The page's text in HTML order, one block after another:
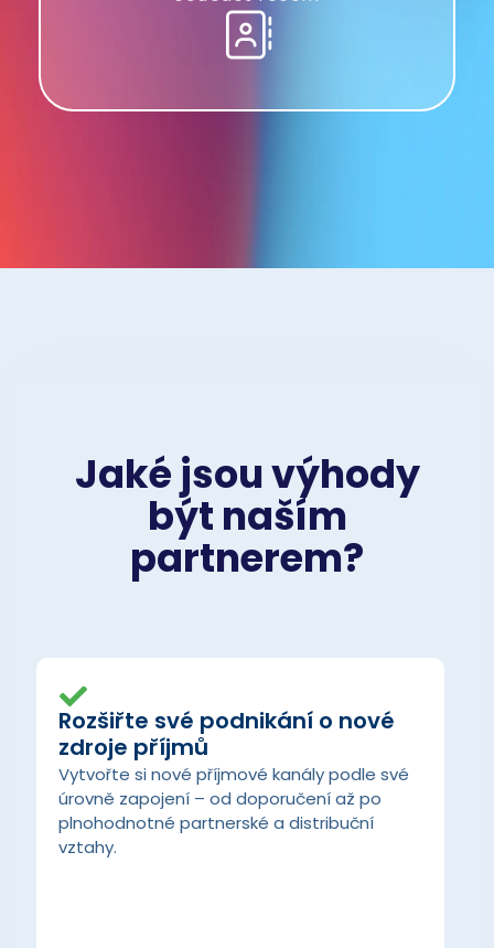
Jaké jsou výhody
být naším
partnerem?
Rozšiřte své podnikání o nové
zdroje příjmů
Vytvořte si nové příjmové kanály podle své
úrovně zapojení – od doporučení až po
plnohodnotné partnerské a distribuční
vztahy.